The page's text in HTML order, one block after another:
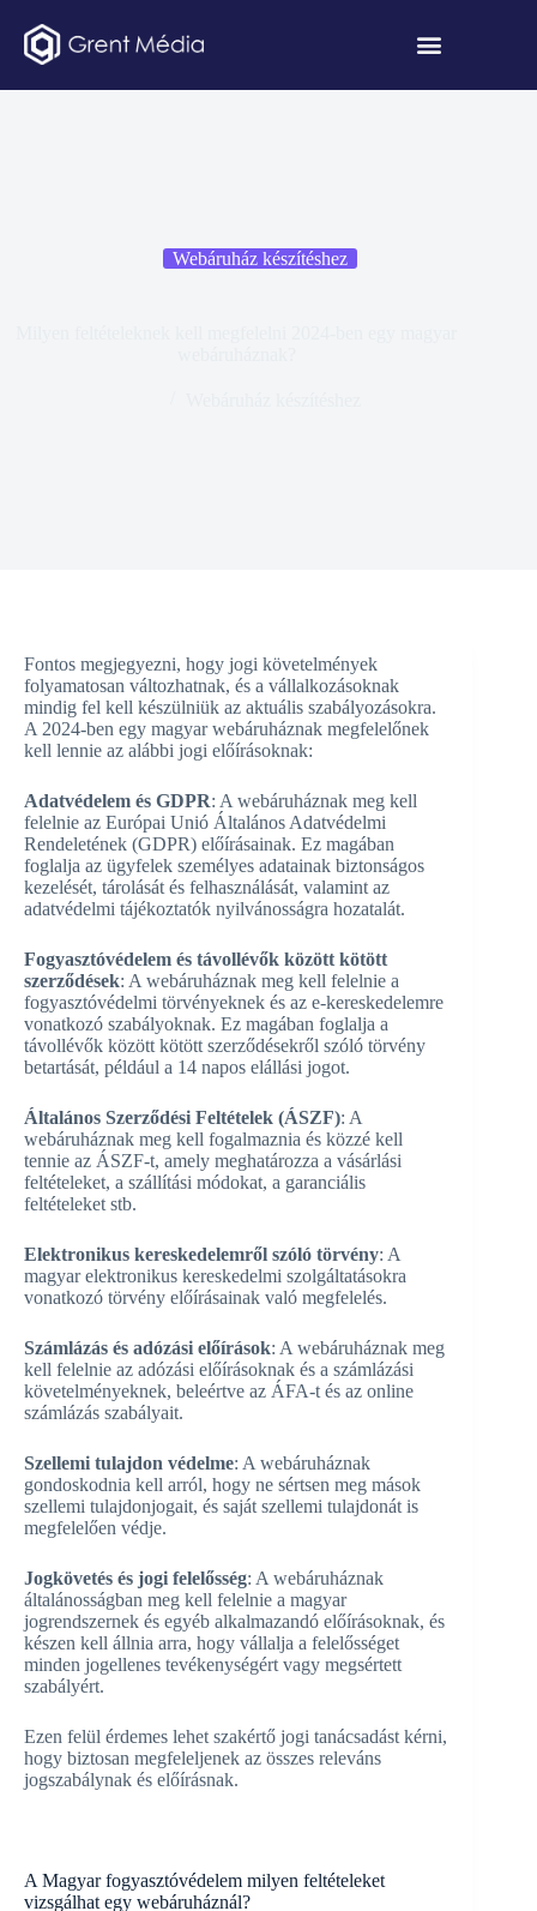
Webáruház készítéshez
Fontos megjegyezni, hogy jogi követelmények
folyamatosan változhatnak, és a vállalkozásoknak
mindig fel kell készülniük az aktuális szabályozásokra.
A 2024-ben egy magyar webáruháznak megfelelőnek
kell lennie az alábbi jogi előírásoknak:
Adatvédelem és GDPR: A webáruháznak meg kell
felelnie az Európai Unió Általános Adatvédelmi
Rendeletének (GDPR) előírásainak. Ez magában
foglalja az ügyfelek személyes adatainak biztonságos
kezelését, tárolását és felhasználását, valamint az
adatvédelmi tájékoztatók nyilvánosságra hozatalát.
Fogyasztóvédelem és távollévők között kötött
szerződések: A webáruháznak meg kell felelnie a
fogyasztóvédelmi törvényeknek és az e-kereskedelemre
vonatkozó szabályoknak. Ez magában foglalja a
távollévők között kötött szerződésekről szóló törvény
betartását, például a 14 napos elállási jogot.
Általános Szerződési Feltételek (ÁSZF): A
webáruháznak meg kell fogalmaznia és közzé kell
tennie az ÁSZF-t, amely meghatározza a vásárlási
feltételeket, a szállítási módokat, a garanciális
feltételeket stb.
Elektronikus kereskedelemről szóló törvény: A
magyar elektronikus kereskedelmi szolgáltatásokra
vonatkozó törvény előírásainak való megfelelés.
Számlázás és adózási előírások: A webáruháznak meg
kell felelnie az adózási előírásoknak és a számlázási
követelményeknek, beleértve az ÁFA-t és az online
számlázás szabályait.
Szellemi tulajdon védelme: A webáruháznak
gondoskodnia kell arról, hogy ne sértsen meg mások
szellemi tulajdonjogait, és saját szellemi tulajdonát is
megfelelően védje.
Jogkövetés és jogi felelősség: A webáruháznak
általánosságban meg kell felelnie a magyar
jogrendszernek és egyéb alkalmazandó előírásoknak, és
készen kell állnia arra, hogy vállalja a felelősséget
minden jogellenes tevékenységért vagy megsértett
szabályért.
Ezen felül érdemes lehet szakértő jogi tanácsadást kérni,
hogy biztosan megfeleljenek az összes releváns
jogszabálynak és előírásnak.
A Magyar fogyasztóvédelem milyen feltételeket
vizsgálhat egy webáruháznál?